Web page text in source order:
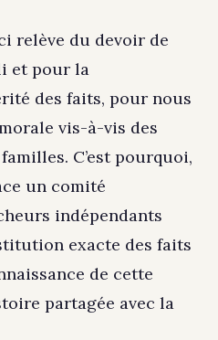
relève du devoir de
et pour la
des faits, pour nous
vis-à-vis des
C’est pourquoi,
un comité
indépendants
exacte des faits
de cette
partagée avec la